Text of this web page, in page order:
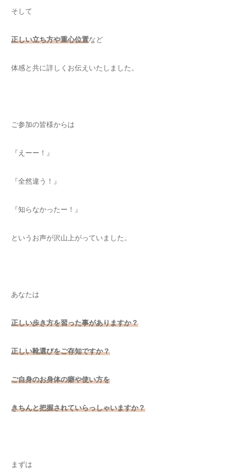
そして
正しい立ち方や重心位置など
体感と共に詳しくお伝えいたしました。
ご参加の皆様からは
『えーー！』
『全然違う！』
『知らなかったー！』
というお声が沢山上がっていました。
あなたは
正しい歩き方を習った事がありますか？
正しい靴選びをご存知ですか？
ご自身のお身体の癖や使い方を
きちんと把握されていらっしゃいますか？
まずは